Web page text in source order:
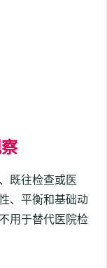
既往检查或医
、平衡和基础动
用于替代医院检